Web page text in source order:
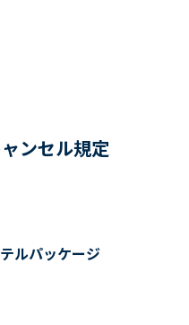
ンセル規定
ルパッケージ